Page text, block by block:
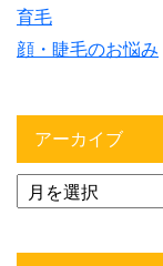
育毛
顔・睫毛のお悩み
アーカイブ